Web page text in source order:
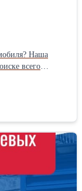
Наша
всего
многое другое!
качество